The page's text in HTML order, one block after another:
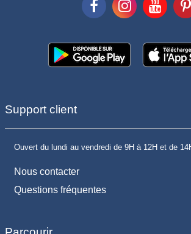
Support client
Ouvert du lundi au vendredi de 9H à 12H et de
Nous contacter
Questions fréquentes